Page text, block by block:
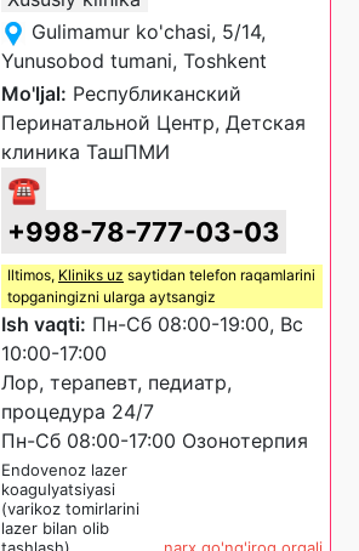
Gulimamur ko'chasi, 5/14,
Yunusobod tumani, Toshkent
Mo'ljal: Республиканский
Перинатальной Центр, Детская
клиника ТашПМИ
☎
+998-78-777-03-03
Iltimos, Kliniks uz saytidan telefon raqamlarini
topganingizni ularga aytsangiz
Ish vaqti: Пн-Сб 08:00-19:00, Вс
10:00-17:00
Лор, терапевт, педиатр,
процедура 24/7
Пн-Сб 08:00-17:00 Озонотерпия
Endovenoz lazer
koagulyatsiyasi
(varikoz tomirlarini
lazer bilan olib